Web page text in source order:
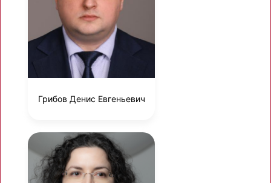
Грибов Денис Евгеньевич